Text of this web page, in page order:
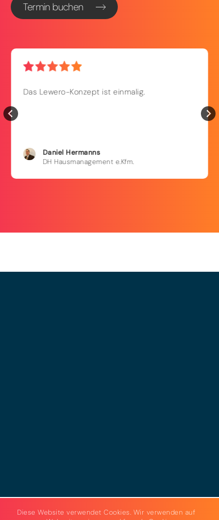
Termin buchen
Das Lewero-Konzept ist einmalig.
Daniel Hermanns
DH Hausmanagement e.Kfm.
Diese Website verwendet Cookies. Wir verwenden auf